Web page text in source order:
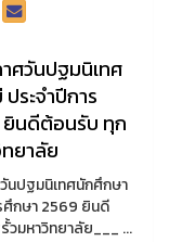
ศวันปฐมนิเทศ
ระจำปีการ
นดีต้อนรับ ทุก
ยาลัย
นปฐมนิเทศนักศึกษา
ศึกษา 2569 ยินดี
มหาวิทยาลัย___ ...